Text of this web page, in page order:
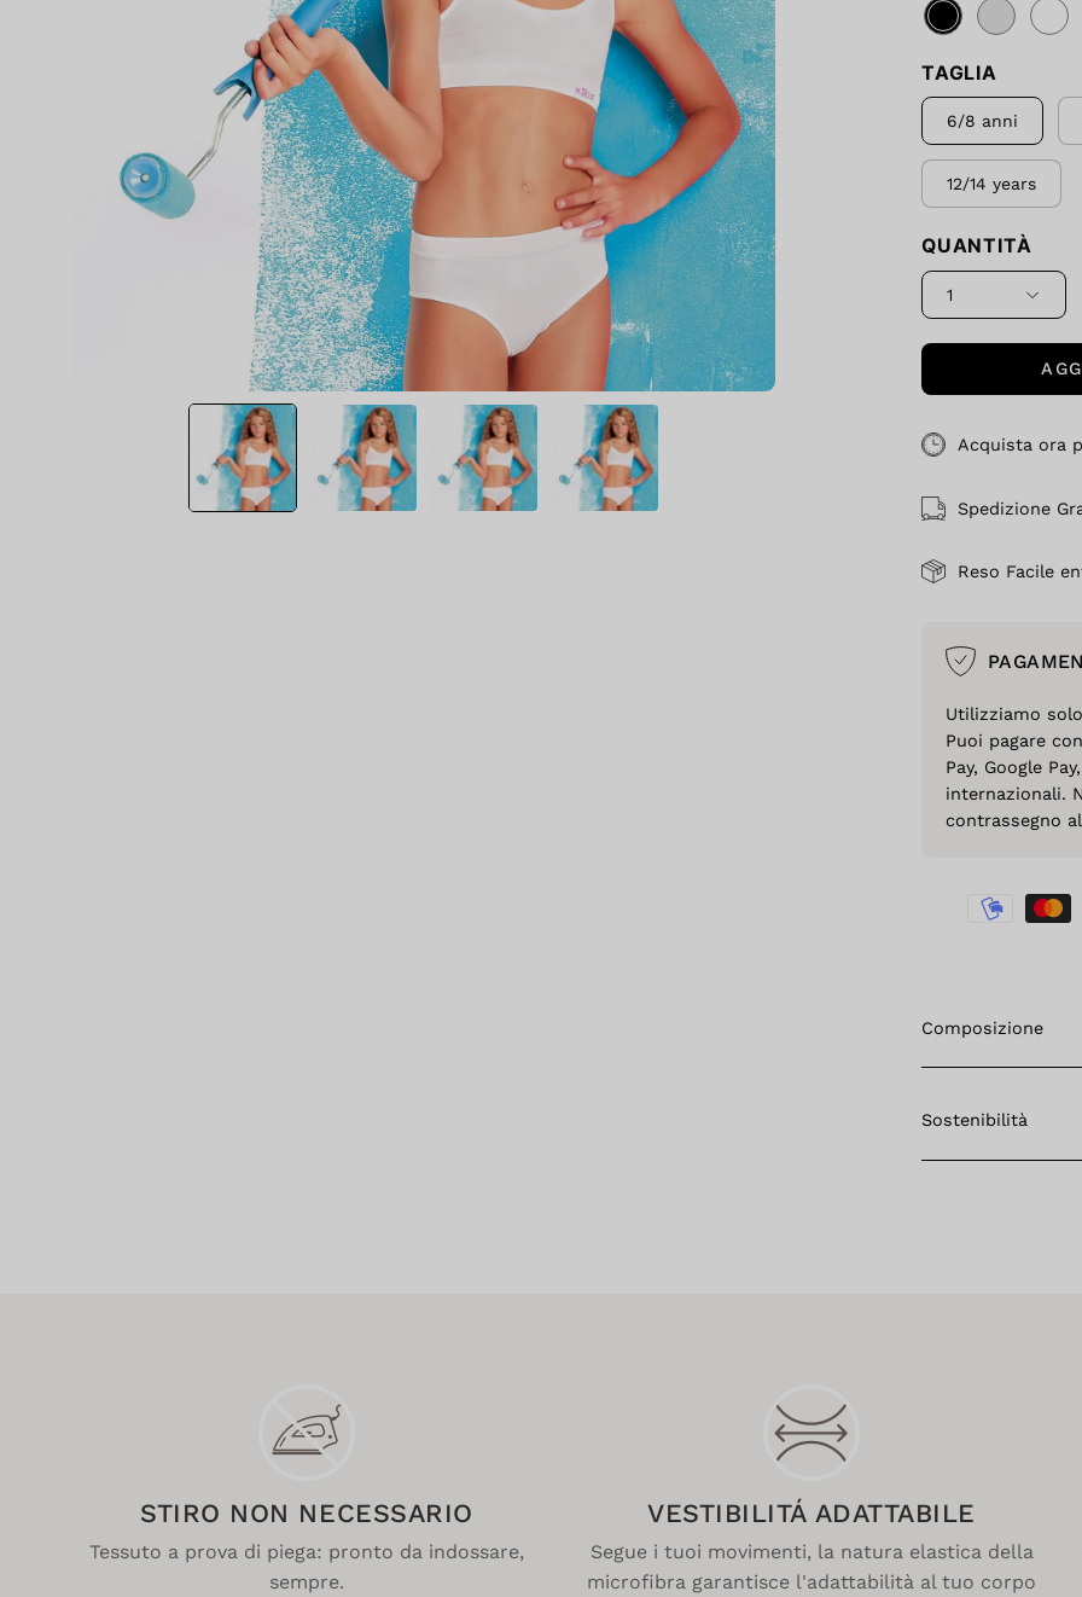
TAGLIA
6/8 anni
12/14 years
QUANTITÀ
1
Acquista ora
Spedizione
Reso Facile
Utilizziamo
Puoi pagare
Pay, Google
internazionali.
contrassegno
Composizione
Sostenibilità
STIRO NON NECESSARIO
Tessuto a prova di piega: pronto da indossare,
sempre.
VESTIBILITÁ ADATTABILE
Segue i tuoi movimenti, la natura elastica della
microfibra garantisce l'adattabilità al tuo corpo